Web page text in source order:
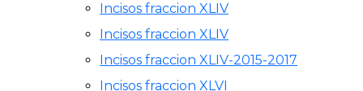
Incisos fraccion XLIV
Incisos fraccion XLIV
Incisos fraccion XLIV-2015-2017
Incisos fraccion XLVI